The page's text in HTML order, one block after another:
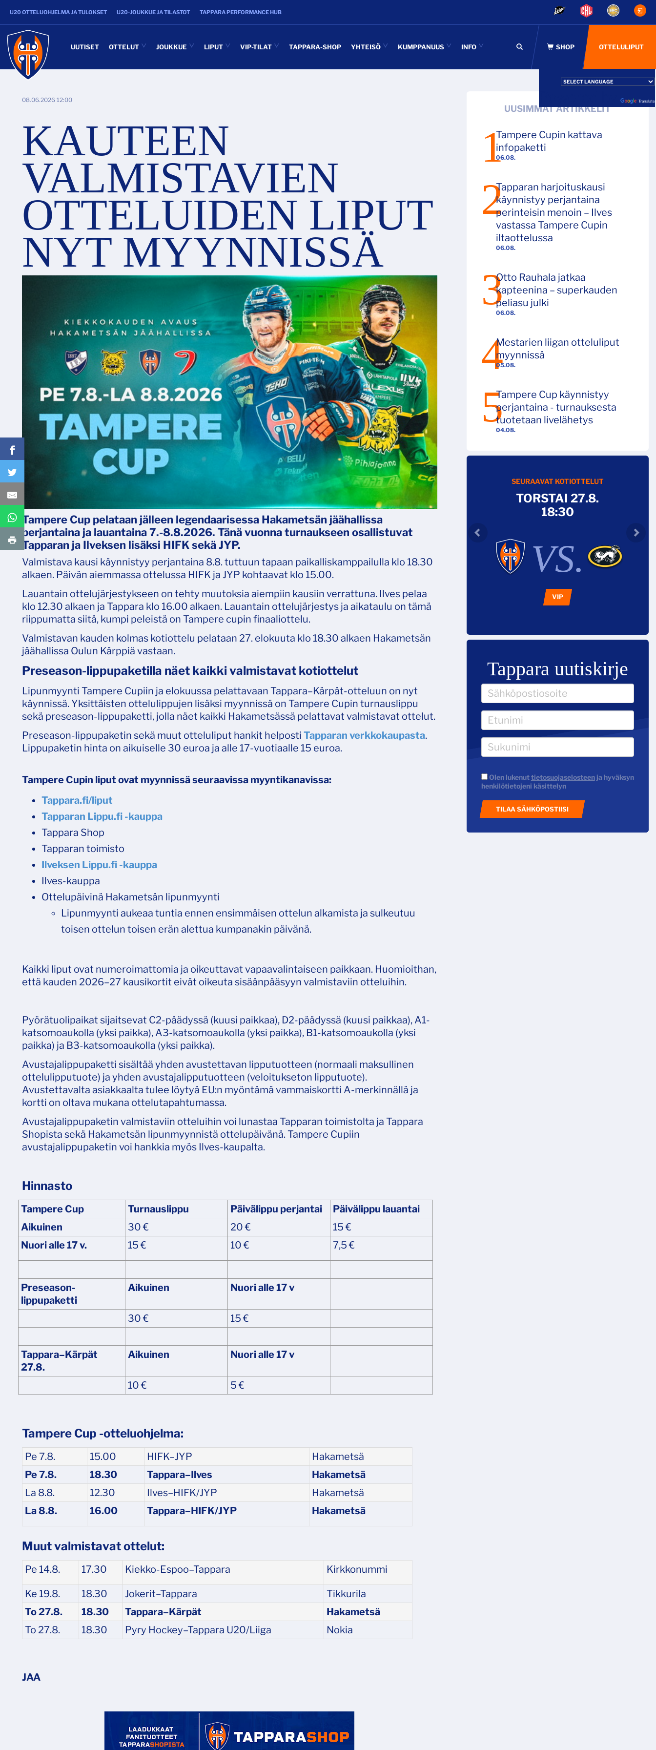
U20 OTTELUOHJELMA JA TULOKSET U20-JOUKKUE JA TILASTOT TAPPARA PERFORMANCE HUB
OTTELULIPUT
Translate
UUTISET OTTELUT JOUKKUE LIPUT VIP-TILAT TAPPARA-SHOP YHTEISÖ KUMPPANUUS INFO
08.06.2026 12:00
KAUTEEN
VALMISTAVIEN
OTTELUIDEN LIPUT
NYT MYYNNISSÄ
Tampere Cup pelataan jälleen legendaarisessa Hakametsän jäähallissa
perjantaina ja lauantaina 7.-8.8.2026. Tänä vuonna turnaukseen osallistuvat
Tapparan ja Ilveksen lisäksi HIFK sekä JYP.
Valmistava kausi käynnistyy perjantaina 8.8. tuttuun tapaan paikalliskamppailulla klo 18.30
alkaen. Päivän aiemmassa ottelussa HIFK ja JYP kohtaavat klo 15.00.
Lauantain ottelujärjestykseen on tehty muutoksia aiempiin kausiin verrattuna. Ilves pelaa
klo 12.30 alkaen ja Tappara klo 16.00 alkaen. Lauantain ottelujärjestys ja aikataulu on tämä
riippumatta siitä, kumpi peleistä on Tampere cupin finaaliottelu.
Valmistavan kauden kolmas kotiottelu pelataan 27. elokuuta klo 18.30 alkaen Hakametsän
jäähallissa Oulun Kärppiä vastaan.
Preseason-lippupaketilla näet kaikki valmistavat kotiottelut
Lipunmyynti Tampere Cupiin ja elokuussa pelattavaan Tappara–Kärpät-otteluun on nyt
käynnissä. Yksittäisten ottelulippujen lisäksi myynnissä on Tampere Cupin turnauslippu
sekä preseason-lippupaketti, jolla näet kaikki Hakametsässä pelattavat valmistavat ottelut.
Preseason-lippupaketin sekä muut otteluliput hankit helposti Tapparan verkkokaupasta.
Lippupaketin hinta on aikuiselle 30 euroa ja alle 17-vuotiaalle 15 euroa.
Tampere Cupin liput ovat myynnissä seuraavissa myyntikanavissa:
Tappara.fi/liput
Tapparan Lippu.fi -kauppa
Tappara Shop
Tapparan toimisto
Ilveksen Lippu.fi -kauppa
Ilves-kauppa
Ottelupäivinä Hakametsän lipunmyynti
Lipunmyynti aukeaa tuntia ennen ensimmäisen ottelun alkamista ja sulkeutuu
toisen ottelun toisen erän alettua kumpanakin päivänä.
Kaikki liput ovat numeroimattomia ja oikeuttavat vapaavalintaiseen paikkaan. Huomioithan,
että kauden 2026–27 kausikortit eivät oikeuta sisäänpääsyyn valmistaviin otteluihin.
Pyörätuolipaikat sijaitsevat C2-päädyssä (kuusi paikkaa), D2-päädyssä (kuusi paikkaa), A1-
katsomoaukolla (yksi paikka), A3-katsomoaukolla (yksi paikka), B1-katsomoaukolla (yksi
paikka) ja B3-katsomoaukolla (yksi paikka).
Avustajalippupaketti sisältää yhden avustettavan lipputuotteen (normaali maksullinen
ottelulipputuote) ja yhden avustajalipputuotteen (veloitukseton lipputuote).
Avustettavalta asiakkaalta tulee löytyä EU:n myöntämä vammaiskortti A-merkinnällä ja
kortti on oltava mukana ottelutapahtumassa.
Avustajalippupaketin valmistaviin otteluihin voi lunastaa Tapparan toimistolta ja Tappara
Shopista sekä Hakametsän lipunmyynnistä ottelupäivänä. Tampere Cupiin
avustajalippupaketin voi hankkia myös Ilves-kaupalta.
Hinnasto
Tampere Cup Turnauslippu Päivälippu perjantai
Päivälippu lauantai
Aikuinen
30 € 20 €
15 €
Nuori alle 17 v.
15 € 10 € 7,5 €
Preseason-
lippupaketti
Aikuinen Nuori alle 17 v
30 € 15 €
Tappara–Kärpät
27.8.
Aikuinen Nuori alle 17 v
10 € 5 €
Tampere Cup -otteluohjelma:
Pe 7.8. 15.00 HIFK–JYP
Hakametsä
Pe 7.8.
18.30 Tappara–Ilves
Hakametsä
La 8.8.
12.30 Ilves–HIFK/JYP
Hakametsä
La 8.8.
16.00 Tappara–HIFK/JYP Hakametsä
Muut valmistavat ottelut:
Pe 14.8. 17.30 Kiekko-Espoo–Tappara Kirkkonummi
Ke 19.8. 18.30 Jokerit–Tappara
Tikkurila
To 27.8.
18.30 Tappara–Kärpät
Hakametsä
To 27.8.
18.30 Pyry Hockey–Tappara U20/Liiga Nokia
UUSIMMAT ARTIKKELIT
06.08.
Tampere Cupin kattava
infopaketti
06.08.
Tapparan harjoituskausi
käynnistyy perjantaina
perinteisin menoin – Ilves
vastassa Tampere Cupin
iltaottelussa
06.08.
Otto Rauhala jatkaa
kapteenina – superkauden
peliasu julki
05.08.
Mestarien liigan otteluliput
myynnissä
04.08.
Tampere Cup käynnistyy
perjantaina - turnauksesta
tuotetaan livelähetys
SEURAAVAT KOTIOTTELUT
TORSTAI 27.8.
18:30
VS.
VIP
Tappara uutiskirje
Olen lukenuttietosuojaselosteenja hyväksyn
henkilötietojeni käsittelyn
TILAA SÄHKÖPOSTIISI